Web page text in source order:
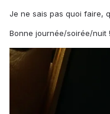
Je ne sais pas quoi faire,
Bonne journée/soirée/nuit !